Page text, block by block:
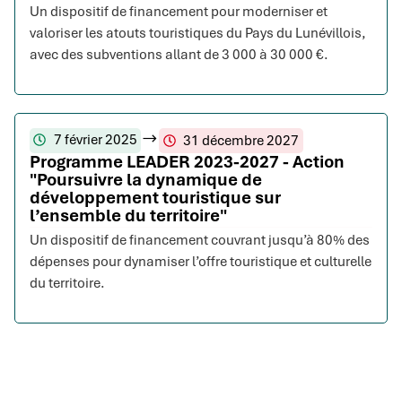
Un dispositif de financement pour moderniser et
valoriser les atouts touristiques du Pays du Lunévillois,
avec des subventions allant de 3 000 à 30 000 €.
7 février 2025 31 décembre 2027
Programme LEADER 2023-2027 - Action
"Poursuivre la dynamique de
développement touristique sur
l’ensemble du territoire"
Un dispositif de financement couvrant jusqu’à 80% des
dépenses pour dynamiser l’offre touristique et culturelle
du territoire.